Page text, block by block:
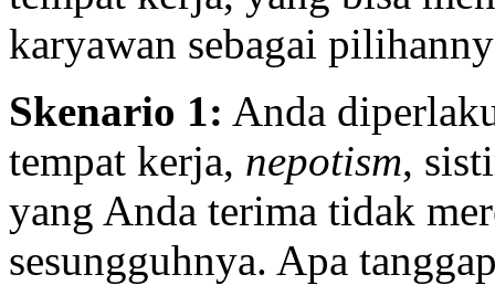
karyawan sebagai
Skenario 1: Anda
tempat kerja, nepotism,
yang Anda terima tidak
sesungguhnya. Apa